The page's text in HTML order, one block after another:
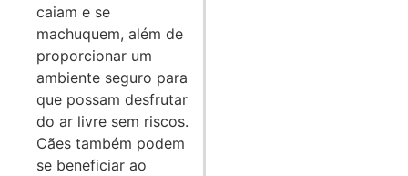
caiam e se
machuquem, além de
proporcionar um
ambiente seguro para
que possam desfrutar
do ar livre sem riscos.
Cães também podem
se beneficiar ao